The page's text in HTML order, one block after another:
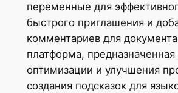
переменные для
быстрого приглашения и
комментариев для
платформа, предназначенная
оптимизации и улучшения
создания подсказок для